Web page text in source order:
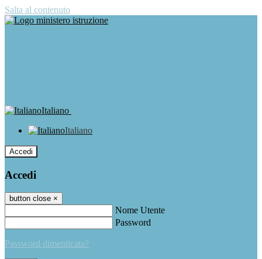
Salta al contenuto
Italiano
Italiano
Accedi
Accedi
button close ×
Nome Utente
Password
Password dimenticata?